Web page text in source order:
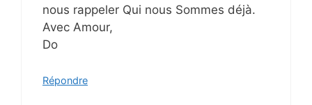
nous rappeler Qui nous Sommes déjà.
Avec Amour,
Do
Répondre